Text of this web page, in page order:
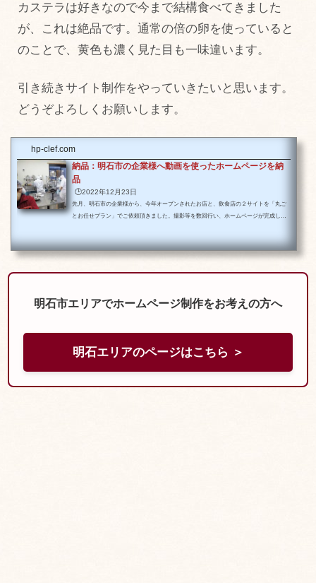
カステラは好きなので今まで結構食べてきました
が、これは絶品です。通常の倍の卵を使っていると
のことで、黄色も濃く見た目も一味違います。
引き続きサイト制作をやっていきたいと思います。
どうぞよろしくお願いします。
hp-clef.com
納品：明石市の企業様へ動画を使ったホームページを納
品
🕒️2022年12月23日
先月、明石市の企業様から、今年オープンされたお店と、飲食店の２サイトを「丸ご
とお任せプラン」でご依頼頂きました。撮影等を数回行い、ホームページが完成しま
れる要素がある業種のクライアント様には動画の利用をご提案してます。なぜかと言
明石市エリアでホームページ制作をお考えの方へ
明石エリアのページはこちら ＞